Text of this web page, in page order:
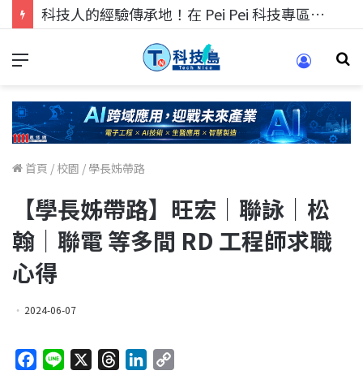
科技人的經驗傳承地！在 Pei Pei 科技專區，與學弟妹交流最硬核的技術
首頁 / 校園 / 學長姊帶路
【學長姊帶路】旺宏｜聯詠｜松
翰｜聯電 等多間 RD 工程師求職
心得
2024-06-07